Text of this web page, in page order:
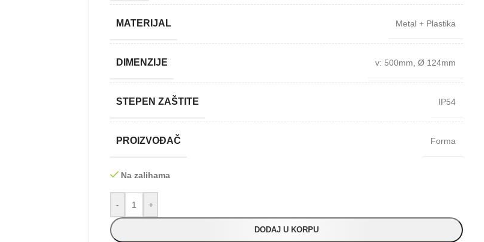
MATERIJAL Metal + Plastika
DIMENZIJE v: 500mm Ø 124mm
STEPEN ZAŠTITE IP54
PROIZVOĐAČ Forma
Na zalihama
- +
DODAJ U KORPU